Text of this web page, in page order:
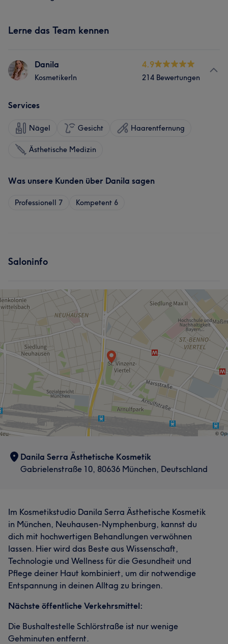
Lerne das Team kennen
Danila
KosmetikerIn
4.9
214 Bewertungen
Services
Nägel Gesicht Haarentfernung
Ästhetische Medizin
Was unsere Kunden über Danila sagen
Professionell 7 Kompetent 6
Saloninfo
Danila Serra Ästhetische Kosmetik
Gabrielenstraße 10, 80636 München, Deutschland
Im Kosmetikstudio Danila Serra Ästhetische Kosmetik
in München, Neuhausen-Nymphenburg, kannst du
dich mit hochwertigen Behandlungen verwöhnen
lassen. Hier wird das Beste aus Wissenschaft,
Technologie und Wellness für die Gesundheit und
Pflege deiner Haut kombiniert, um dir notwendige
Entspannung in deinen Alltag zu bringen.
Nächste öffentliche Verkehrsmittel:
Die Bushaltestelle Schlörstraße ist nur wenige
Gehminuten entfernt.